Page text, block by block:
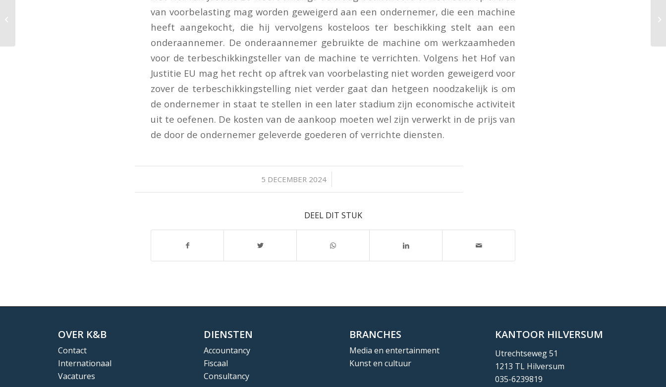
van voorbelasting mag worden geweigerd aan een ondernemer, die een machine
heeft aangekocht, die hij vervolgens kosteloos ter beschikking stelt aan een
onderaannemer. De onderaannemer gebruikte de machine om werkzaamheden
voor de terbeschikkingsteller van de machine te verrichten. Volgens het Hof van
Justitie EU mag het recht op aftrek van voorbelasting niet worden geweigerd voor
zover de terbeschikkingstelling niet verder gaat dan hetgeen noodzakelijk is om
de ondernemer in staat te stellen in een later stadium zijn economische activiteit
uit te oefenen. De kosten van de aankoop moeten wel zijn verwerkt in de prijs van
de door de ondernemer geleverde goederen of verrichte diensten.
5 DECEMBER 2024
/
DEEL DIT STUK
OVER K&B
Contact
Internationaal
Vacatures
DIENSTEN
Accountancy
Fiscaal
Consultancy
BRANCHES
Media en entertainment
Kunst en cultuur
KANTOOR HILVERSUM
Utrechtseweg 51
1213 TL Hilversum
035-6239819